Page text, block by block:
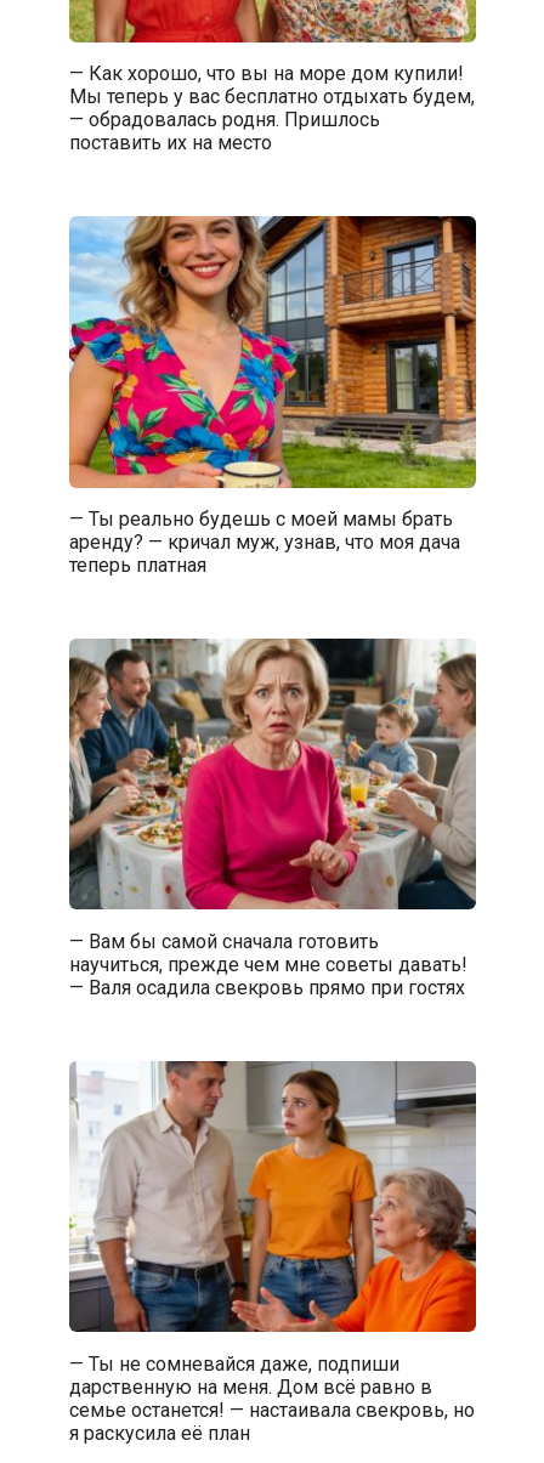
— Как хорошо, что вы на море дом купили!
Мы теперь у вас бесплатно отдыхать будем,
— обрадовалась родня. Пришлось
поставить их на место
— Ты реально будешь с моей мамы брать
аренду? — кричал муж, узнав, что моя дача
теперь платная
— Вам бы самой сначала готовить
научиться, прежде чем мне советы давать!
— Валя осадила свекровь прямо при гостях
— Ты не сомневайся даже, подпиши
дарственную на меня. Дом всё равно в
семье останется! — настаивала свекровь, но
я раскусила её план